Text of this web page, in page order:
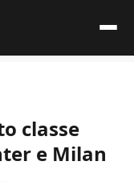
classe
e Milan